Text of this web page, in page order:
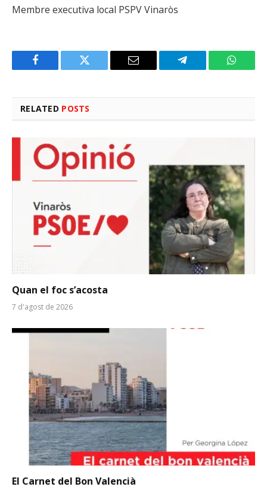
Membre executiva local PSPV Vinaròs
Facebook Twitter Email Telegram
RELATED POSTS
Quan el foc s’acosta
7 d'agost de 2026
El Carnet del Bon Valencià